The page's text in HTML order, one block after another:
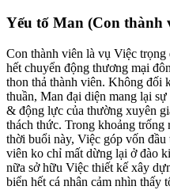
Yếu tố Man (Con thành
Con thành viên là vụ Việc
hết chuyển động thương mại
thon thả thành viên. Không đối
thuần, Man đại diện mang lại
& động lực của thường xuyên
thách thức. Trong khoảng
thời buổi này, Việc góp vốn
viên ko chỉ mất dừng lại ở đào
nữa sở hữu Việc thiết kế xây
biển hết cá nhân cảm nhìn thấy